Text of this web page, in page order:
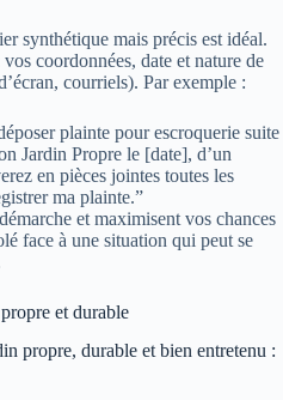
synthétique mais précis est idéal.
coordonnées, date et nature de
courriels). Par exemple :
plainte pour escroquerie suite
Jardin Propre le [date], d’un
en pièces jointes toutes les
ma plainte.”
et maximisent vos chances
face à une situation qui peut se
et durable
propre, durable et bien entretenu :